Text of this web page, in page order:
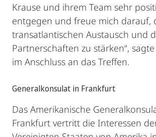
Krause und ihrem Team sehr
entgegen und freue mich darauf,
transatlantischen Austausch und
Partnerschaften zu stärken“,
im Anschluss an das Treffen.
Generalkonsulat in Frankfurt
Das Amerikanische
Frankfurt vertritt die Interessen